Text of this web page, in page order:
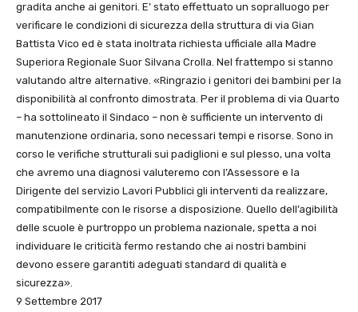
gradita anche ai genitori. E’ stato effettuato un sopralluogo per
verificare le condizioni di sicurezza della struttura di via Gian
Battista Vico ed è stata inoltrata richiesta ufficiale alla Madre
Superiora Regionale Suor Silvana Crolla. Nel frattempo si stanno
valutando altre alternative. «Ringrazio i genitori dei bambini per la
disponibilità al confronto dimostrata. Per il problema di via Quarto
– ha sottolineato il Sindaco – non è sufficiente un intervento di
manutenzione ordinaria, sono necessari tempi e risorse. Sono in
corso le verifiche strutturali sui padiglioni e sul plesso, una volta
che avremo una diagnosi valuteremo con l’Assessore e la
Dirigente del servizio Lavori Pubblici gli interventi da realizzare,
compatibilmente con le risorse a disposizione. Quello dell’agibilità
delle scuole è purtroppo un problema nazionale, spetta a noi
individuare le criticità fermo restando che ai nostri bambini
devono essere garantiti adeguati standard di qualità e
sicurezza».
9 Settembre 2017